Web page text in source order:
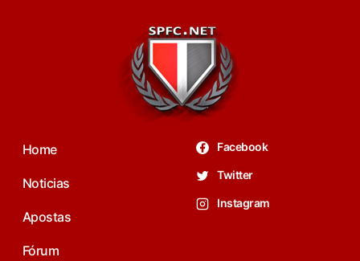
Home
Noticias
Apostas
Fórum
Facebook
Twitter
Instagram